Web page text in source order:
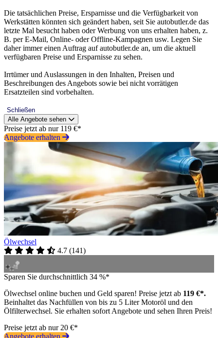
Die tatsächlichen Preise, Ersparnisse und die Verfügbarkeit von
Werkstätten könnten sich geändert haben, seit Sie autobutler.de das
letzte Mal besucht haben oder Werbung von uns erhalten haben, z.
B. per E-Mail, Online- oder Offline-Kampagnen usw. Legen Sie
daher immer einen Auftrag auf autobutler.de an, um die aktuell
verfügbaren Preise und Ersparnisse zu sehen.
Irrtümer und Auslassungen in den Inhalten, Preisen und
Beschreibungen des Angebots sowie bei nicht vorrätigen
Ersatzteilen sind vorbehalten.
Schließen
Alle Angebote sehen
Preise jetzt ab nur 119 €*
Angebote erhalten
Ölwechsel
4.7 (141)
Sparen Sie durchschnittlich 34 %*
Ölwechsel online buchen und Geld sparen! Preise jetzt ab 119 €*.
Beinhaltet das Nachfüllen von bis zu 5 Liter Motoröl und den
Ölfilterwechsel. Sie erhalten sofort Angebote und sehen Ihren Preis!
Preise jetzt ab nur 20 €*
Angebote erhalten